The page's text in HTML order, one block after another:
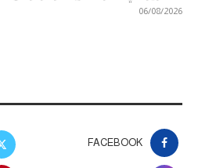
06/08/2026
FACEBOOK